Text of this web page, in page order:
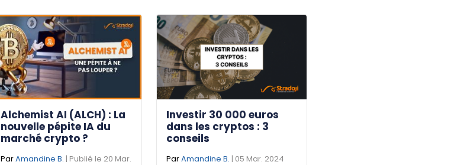
Alchemist AI (ALCH) : La
nouvelle pépite IA du
marché crypto ?
ParAmandine B. | Publié le 20 Mar.
Investir 30 000 euros
dans les cryptos : 3
conseils
ParAmandine B. | 05 Mar. 2024